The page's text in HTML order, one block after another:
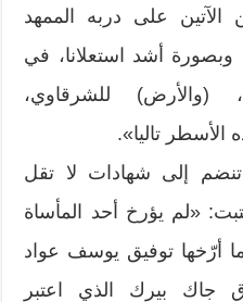
على دربه الممهد
وبصورة أشد استعلانا، في
(والأرض) للشرقاوي،
الأسطر تاليا».
تنضم إلى شهادات لا تقل
«لم يؤرخ أحد المأساة
أرّخها توفيق يوسف عواد
جاك بيرك الذي اعتبر